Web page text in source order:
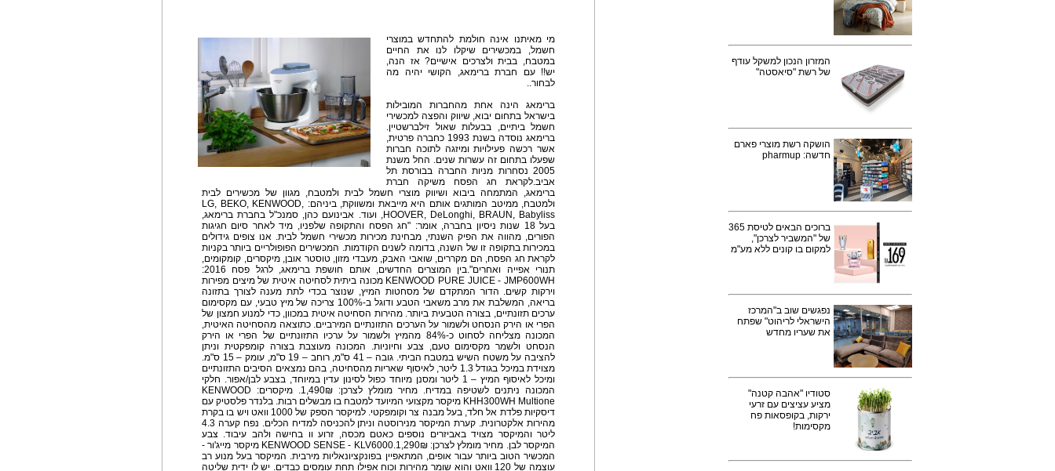
המזרון הנכון למשקל עודף
של רשת "סיאסטה"
הושקה רשת מוצרי פארם
חדשה: pharmup
ברוכים הבאים לטיסת 365
של "המשביר לצרכן",
למקום בו קונים ללא מע"מ
נפגשים שוב ב"המרכז
הישראלי לריהוט" שפתח
את שעריו מחדש
סטודיו "אהבה קטנה"
מציע עציצים עם זרעי
ירקות, בקופסאות פח
מקסימות!
מי מאיתנו אינה חולמת להתחדש במוצרי
חשמל, במכשירים שיקלו לנו את החיים
במטבח, בבית ולצרכים אישיים? אז הנה,
יש!! עם חברת ברימאג, הקושי יהיה מה
לבחור..
ברימאג הינה אחת מהחברות המובילות
בישראל בתחום יבוא, שיווק והפצה למכשירי
חשמל ביתיים, בבעלות שאול זילברשטיין.
ברימאג נוסדה בשנת 1993 כחברה פרטית,
אשר רכשה פעילויות ומיזגה לתוכה חברות
שפעלו בתחום זה עשרות שנים. החל משנת
2005 נסחרות מניות החברה בבורסת תל
אביב.לקראת חג הפסח משיקה חברת
ברימאג, המתמחה ביבוא ושיווק מוצרי חשמל לבית ולמטבח, מגוון של מכשירים לבית
ולמטבח, ממיטב המותגים אותם היא מייבאת ומשווקת, ביניהם: LG, BEKO, KENWOOD,
HOOVER, DeLonghi, BRAUN, Babyliss, ועוד. אבינועם כהן, סמנכ"ל בחברת ברימאג,
בעל 18 שנות ניסיון בחברה, אומר: "חג הפסח והתקופה שלפניו, מיד לאחר סיום חגיגות
הפורים, מהווה את הפיק השנתי, מבחינת מכירות מכשירי חשמל לבית. אנו צופים גידולים
במכירות בתקופה זו של השנה, בדומה לשנים הקודמות. המכשירים הפופולריים ביותר בקניות
לקראת חג הפסח, הם מקררים, שואבי האבק, מעבדי מזון, טוסטר אובן, מיקסרים, קומקומים,
תנורי אפייה ואחרים".בין המוצרים החדשים, אותם חושפת ברימאג, לרגל פסח 2016:
KENWOOD PURE JUICE - JMP600WH מכונה ביתית לסחיטה איטית של מיצים מפירות
וירקות קשים. הדור המתקדם של מסחטות המיץ, שנוצר בכדי לתת מענה לצורך בתזונה
בריאה, המשלבת את מרב משאבי הטבע ודוגל ב-100% צריכה של מיץ טבעי, עם מקסימום
ערכים תזונתיים, בצורה הטבעית ביותר. מהירות הסחיטה איטית במכוון, כדי למנוע חמצון של
הפרי או הירק הנסחט ולשמור על הערכים התזונתיים המירביים. כתוצאה מהסחיטה האיטית,
המכונה מצליחה לסחוט כ-84% מהמיץ ולשמור על ערכיו התזונתיים של הפרי או הירק
הנסחט ולשמר מקסימום טעם, צבע וחיוניות. המכונה מעוצבת בצורה קומפקטית וניתן
להציבה על משטח השיש במטבח הביתי. גובה – 41 ס"מ, רוחב – 19 ס"מ, עומק – 15 ס"מ.
מצוידת במיכל בגודל 1.3 ליטר, לאיסוף שאריות מהסחיטה, בהם נמצאים הסיבים התזונתיים
ומיכל לאיסוף המיץ – 1 ליטר ומסנן מיוחד כפול לסינון עדין במיוחד, בצבע לבן/אפור. חלקי
המכונה ניתנים לשטיפה במדיח. מחיר מומלץ לצרכן: 1,490₪. מיקסרים: KENWOOD
KHH300WH Multione מיקסר מקצועי המיועד למטבח בו מבשלים רבות. בלנדר פלסטיק עם
דיסקיות פלדת אל חלד, בעל מבנה צר וקומפקטי. למיקסר הספק של 1000 וואט ויש בו בקרת
מהירות אלקטרונית. קערת המיקסר מנירוסטה וניתן להכניסה למדיח הכלים. נפח קערה 4.3
ליטר והמיקסר מצויד באביזרים נוספים כאטם מכסה, זרוע וו בחישה ולהב עיבוד. צבע
המיקסר לבן. מחיר מומלץ לצרכן: 1,290₪.KENWOOD SENSE - KLV6000 מיקסר מייג'ור -
המכשיר הטוב ביותר עבור אופים, המתאפיין בפונקציונאליות מירבית. המיקסר בעל מנוע רב
עוצמה של 120 וואט והוא שומר מהירות וכוח אפילו תחת עומסים כבדים. יש לו ידית שליטה